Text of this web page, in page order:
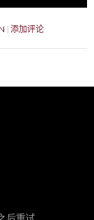
添加评论